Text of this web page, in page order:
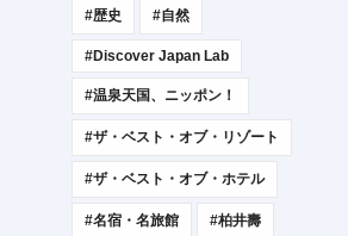
#歴史 #自然
#Discover Japan Lab
#温泉天国、ニッポン！
#ザ・ベスト・オブ・リゾート
#ザ・ベスト・オブ・ホテル
#名宿・名旅館 #柏井壽